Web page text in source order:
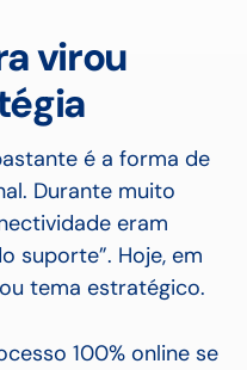
virou
é a forma de
Durante muito
eram
suporte”. Hoje, em
tema estratégico.
100% online se